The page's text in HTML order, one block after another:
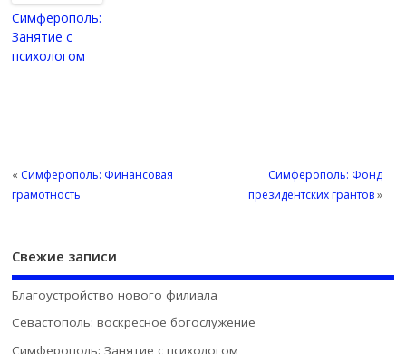
Симферополь:
Занятие с
психологом
« Симферополь: Финансовая
грамотность
Симферополь: Фонд
президентских грантов»
Свежие записи
Благоустройство нового филиала
Севастополь: воскресное богослужение
Симферополь: Занятие с психологом